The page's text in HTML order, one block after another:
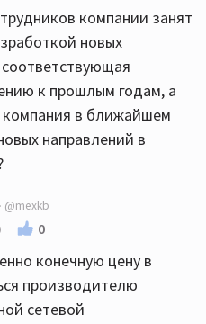
компании занят
новых
к прошлым годам, а
компания в ближайшем
направлений в
@mexkb
0
конечную цену в
производителю
сетевой